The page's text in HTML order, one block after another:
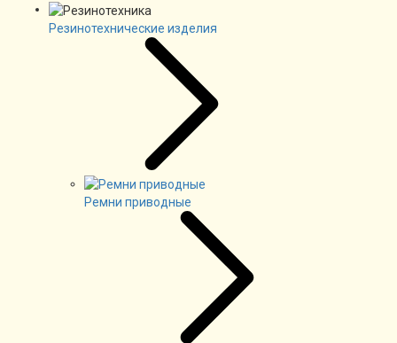
Резинотехнические изделия
Ремни приводные